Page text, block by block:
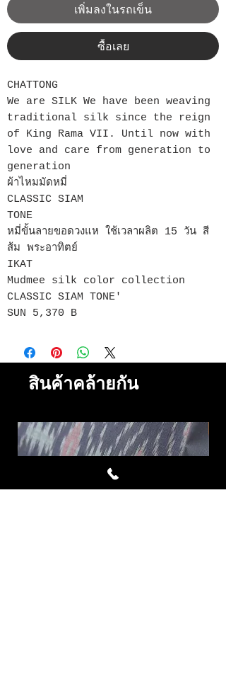
เพิ่มลงในรถเข็น
ซื้อเลย
CHATTONG
We are SILK We have been weaving
traditional silk since the reign
of King Rama VII. Until now with
love and care from generation to
generation
ผ้าไหมมัดหมี่
CLASSIC SIAM
TONE
หมี่ขั้นลายขอดวงแห ใช้เวลาผลิต 15 วัน สี
ส้ม พระอาทิตย์
IKAT
Mudmee silk color collection
CLASSIC SIAM TONE'
SUN 5,370 B
สินค้าคล้ายกัน